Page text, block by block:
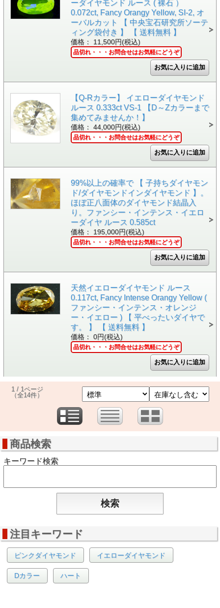
ーダイヤモンド ルース ( 裸石 ）
0.072ct, Fancy Orangy Yellow, SI-2, オ
ーバルカット 【 中央宝石研究所ソーテ
ィング袋付き 】 【 送料無料 】
価格： 11,500円(税込)
品切れ・・・お問合せはお気軽にどうぞ
【Q-Rカラー】 イエローダイヤモンド
ルース 0.333ct VS-1 【D～Zカラーまで
集めてみませんか！】
価格： 44,000円(税込)
品切れ・・・お問合せはお気軽にどうぞ
99%以上の確率で 【 子持ちダイヤモン
ド/ダイヤモンドインダイヤモンド 】。
ほぼ正八面体のダイヤモンド結晶入
り。ファンシー・インテンス・イエロ
ーダイヤ ルース 0.585ct
価格： 195,000円(税込)
品切れ・・・お問合せはお気軽にどうぞ
天然イエローダイヤモンド ルース
0.117ct, Fancy Intense Orangy Yellow (
ファンシー・インテンス・オレンジ
ー・イエロー ) 【 平べったいダイヤで
す。 】 【 送料無料 】
価格： 0円(税込)
品切れ・・・お問合せはお気軽にどうぞ
1 / 1ページ
（全14件）
商品検索
キーワード検索
注目キーワード
ピンクダイヤモンド イエローダイヤモンド
Dカラー ハート